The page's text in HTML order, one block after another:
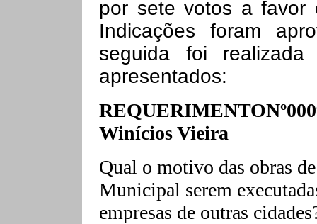
por sete votos a favor
Indicações foram
seguida foi
apresentados:
Winícios Vieira
Qual o motivo das obras
Municipal serem
empresas de outras